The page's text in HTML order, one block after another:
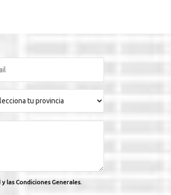
las Condiciones Generales.